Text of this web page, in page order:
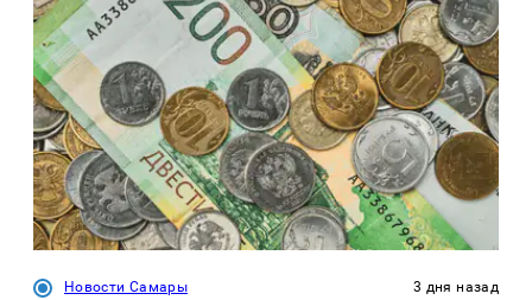
Новости Самары 3 дня назад